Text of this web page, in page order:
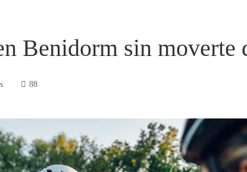
Benidorm sin moverte
88